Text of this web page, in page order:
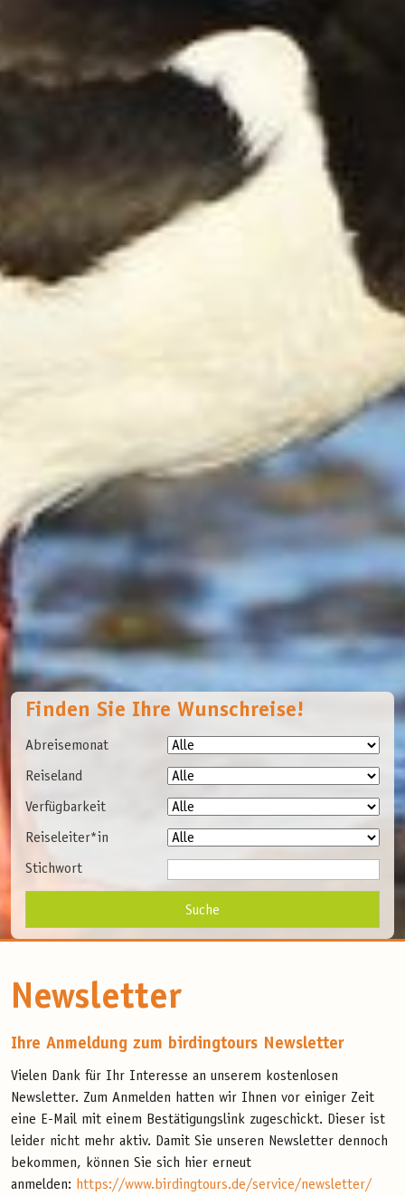
Finden Sie Ihre Wunschreise!
Abreisemonat
Reiseland
Verfügbarkeit
Reiseleiter*in
Stichwort
Newsletter
Ihre Anmeldung zum birdingtours Newsletter
Vielen Dank für Ihr Interesse an unserem kostenlosen
Newsletter. Zum Anmelden hatten wir Ihnen vor einiger Zeit
eine E-Mail mit einem Bestätigungslink zugeschickt. Dieser ist
leider nicht mehr aktiv. Damit Sie unseren Newsletter dennoch
bekommen, können Sie sich hier erneut
anmelden: https://www.birdingtours.de/service/newsletter/